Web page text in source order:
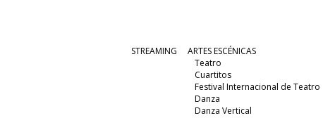
STREAMING
ARTES ESCÉNICAS
Teatro
Cuartitos
Festival Internacional de Teatro
Danza
Danza Vertical